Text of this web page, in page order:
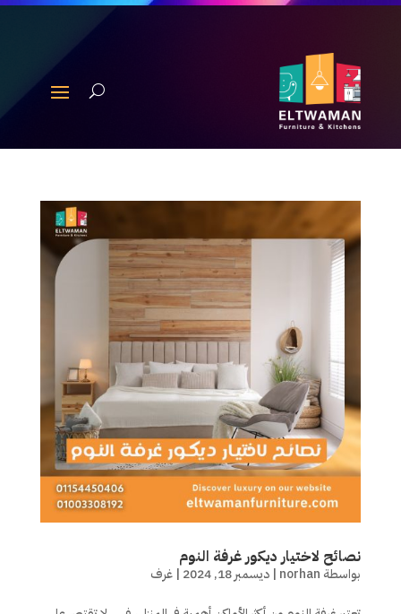
نصائح لاختيار ديكور غرفة النوم
بواسطة norhan
| ديسمبر 18, 2024 | غرف